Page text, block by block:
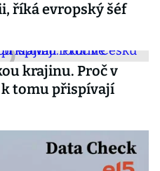
říká evropský šéf
krajinu. Proč v
k tomu přispívají